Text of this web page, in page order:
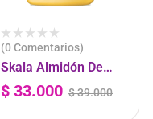
(0 Comentarios)
Skala Almidón De
Maíz 1K
$39.000
$ 33.000
- +